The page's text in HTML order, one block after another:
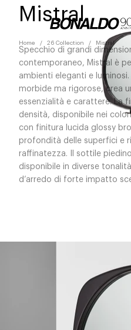
Home 26 Collection Mistral
Mistral
Specchio di grandi
contemporaneo, Mistral è
ambienti eleganti e
morbide ma rigorose, crea
essenzialità e carattere. La
densità, disponibile nei
con finitura lucida glossy
profondità delle superfici e
raffinatezza. Il sottile
disponibile in diverse
d’arredo di forte impatto